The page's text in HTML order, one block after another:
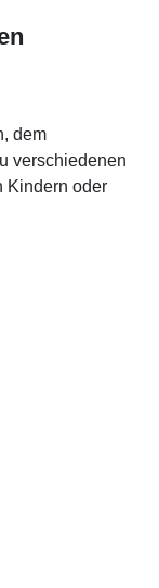
dem
verschiedenen
Kindern oder